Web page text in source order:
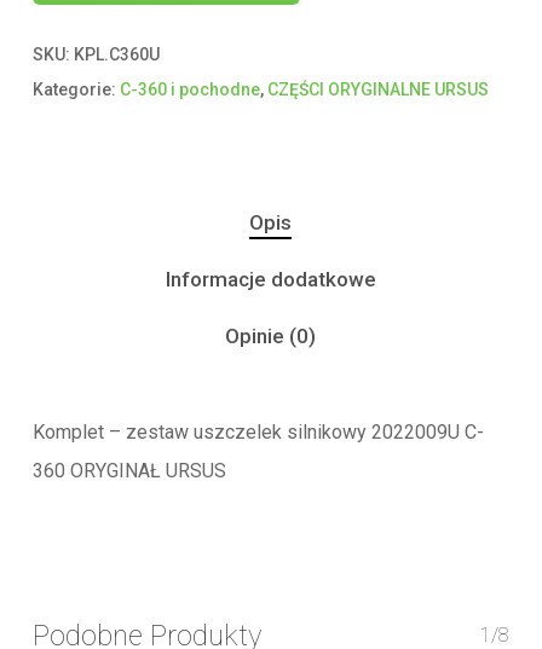
SKU: KPL.C360U
Kategorie: C-360 i pochodne, CZĘŚCI ORYGINALNE URSUS
Opis
Informacje dodatkowe
Opinie (0)
Komplet – zestaw uszczelek silnikowy 2022009U C-
360 ORYGINAŁ URSUS
Podobne Produkty 1/8